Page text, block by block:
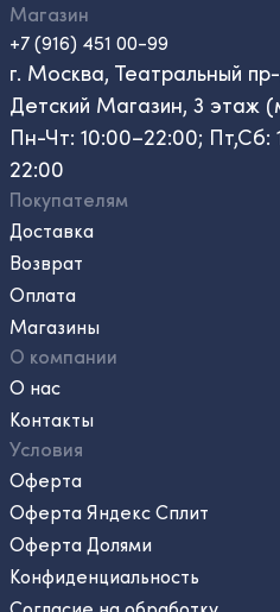
Магазин
+7 (916) 451 00-99
г. Москва, Театральный
Детский Магазин, 3 этаж
Пн-Чт: 10:00–22:00; Пт,Сб:
22:00
Покупателям
Доставка
Возврат
Оплата
Магазины
О компании
О нас
Контакты
Условия
Оферта
Оферта Яндекс Сплит
Оферта Долями
Конфиденциальность